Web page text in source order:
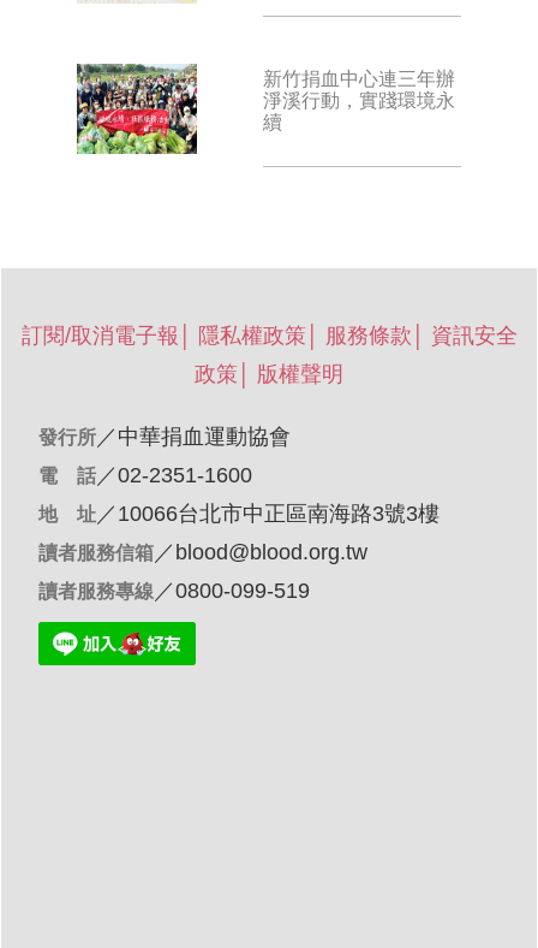
新竹捐血中心連三年辦
淨溪行動，實踐環境永
續
訂閱/取消電子報 隱私權政策 服務條款
資訊安全
政策
版權聲明
發行所／ 中華捐血運動協會
電 話／02-2351-1600
地 址／10066台北市中正區南海路3號3樓
讀者服務信箱／ blood@blood.org.tw
讀者服務專線 ／0800-099-519